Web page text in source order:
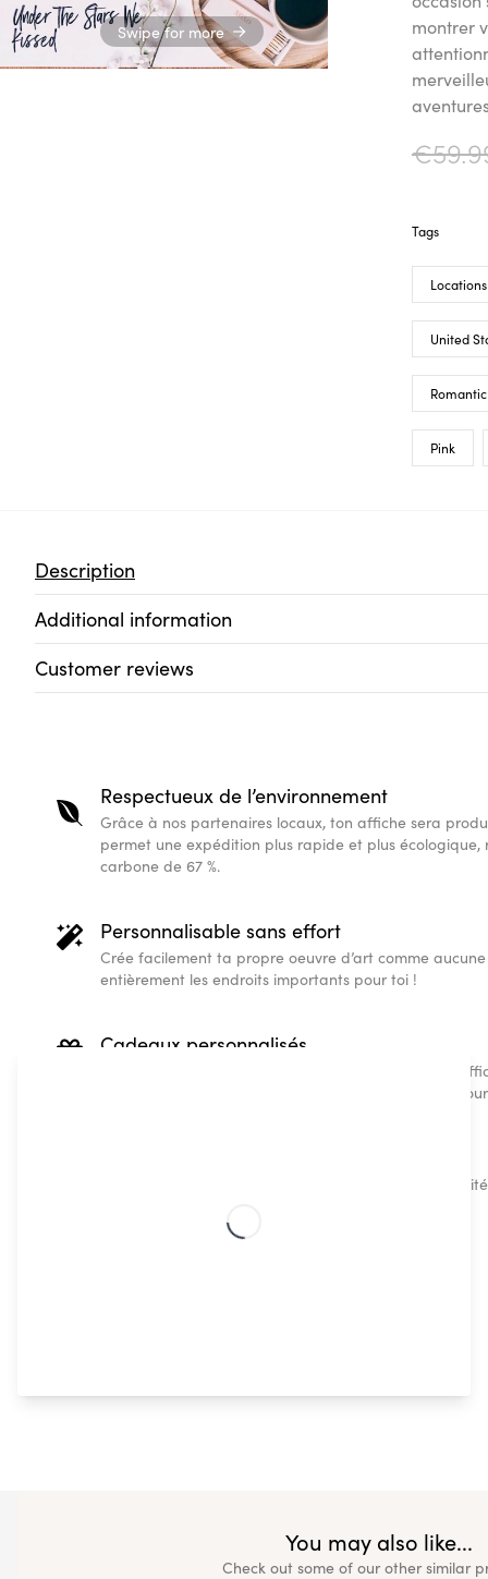
Swipe for more
montrer
€
Tags
Locations
United
Pink
Description
Additional information
Customer reviews
Respectueux de l’environnement
Grâce à nos partenaires locaux, ton affiche sera
permet une expédition plus rapide et plus écologique,
carbone de 67 %.
Personnalisable sans effort
Crée facilement ta propre oeuvre d’art comme
entièrement les endroits importants pour toi !
Cadeaux personnalisés
De haute qualité et imprimées sur commande, nos
cadeau pleins de sens qui restera dans leur coeur
Nos designs scandinaves tendance et de haute
You may also like...
Check out some of our other similar